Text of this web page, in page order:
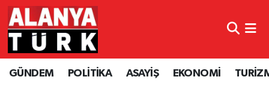
GÜNDEM POLİTİKA ASAYİŞ EKONOMİ
GÜNDEM
POLİTİKA
Nöbetçi Eczaneler
Hava Durumu